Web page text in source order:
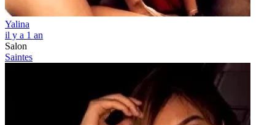
Yalina
il y a 1 an
Salon
Saintes